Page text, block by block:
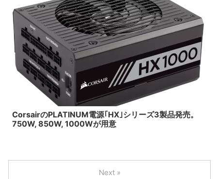
CorsairのPLATINUM電源｢HX｣シリーズ3製品発売。
750W, 850W, 1000Wが用意
Next »